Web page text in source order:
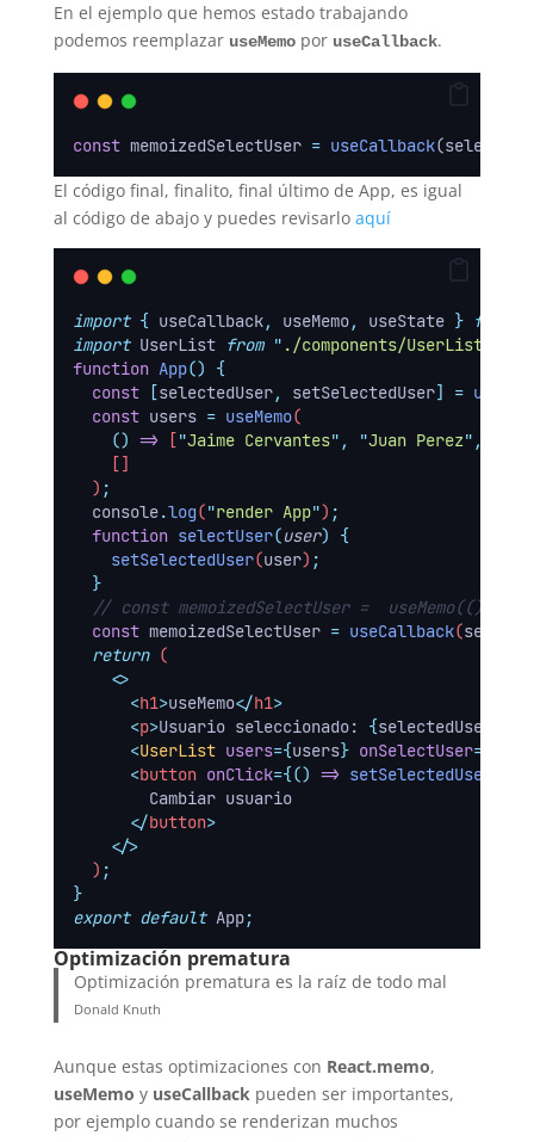
En el ejemplo que hemos estado trabajando
podemos reemplazar useMemopor useCallback.
const memoizedSelectUser = useCallback
El código final, finalito, final último de App, es igual
al código de abajo y puedes revisarlo aquí
import { useCallback, useMemo, useState } from
import UserList from " ./components/UserList
function App()
{
const
[selectedUser, setSelectedUser] =
const users = useMemo(
() => ["Jaime Cervantes" , "Juan Perez" ,
    []
  )
;
console.log("render App") ;
function selectUser(user)
{
setSelectedUser(user) ;
}
// const memoizedSelectUser =  useMemo(()
const memoizedSelectUser = useCallback(
return (
<>
<h1>useMemo</h1>
<p>Usuario seleccionado: {selectedUser
<UserList users={users} onSelectUser={
<button onClick={() => setSelectedUser
        Cambiar usuario
</button>
</>
  )
;
}
export default App;
Optimización prematura
Optimización prematura es la raíz de todo mal
Donald Knuth
Aunque estas optimizaciones con React.memo,
useMemo y useCallback pueden ser importantes,
por ejemplo cuando se renderizan muchos